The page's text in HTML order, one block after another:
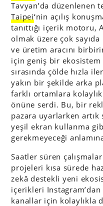
Tavyan’da düzenlenen
Taipei‘nin açılış
tanıttığı içerik motoru,
olmak üzere çok sayıda
ve üretim aracını
için geniş bir
sırasında çölde hızla
yakın bir şekilde arka
farklı ortamlara
önüne serdi. Bu, bir
pazara uyarlarken artık
yeşil ekran kullanma
gerekmeyeceği
Saatler süren
projeleri kısa sürede
zekâ destekli yeni
içerikleri
kanallar için kolaylıkla